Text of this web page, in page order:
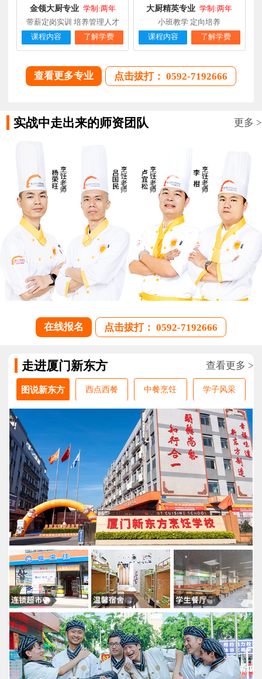
金领大厨专业 学制:两年
带薪定岗实训 培养管理人才
课程内容
了解学费
大厨精英专业 学制:两年
小班教学 定向培养
课程内容
了解学费
查看更多专业 点击拔打： 0592-7192666
实战中走出来的师资团队 更多 >
在线报名 点击拔打： 0592-7192666
走进厦门新东方 查看更多 >
图说新东方 西点西餐 中餐烹饪 学子风采